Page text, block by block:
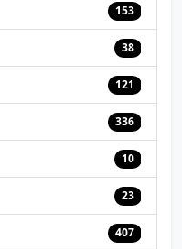
153
38
121
336
10
23
407